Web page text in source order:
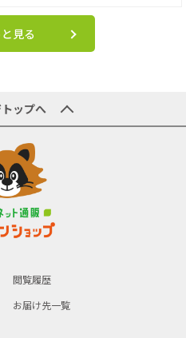
見る
ップへ
閲覧履歴
お届け先一覧